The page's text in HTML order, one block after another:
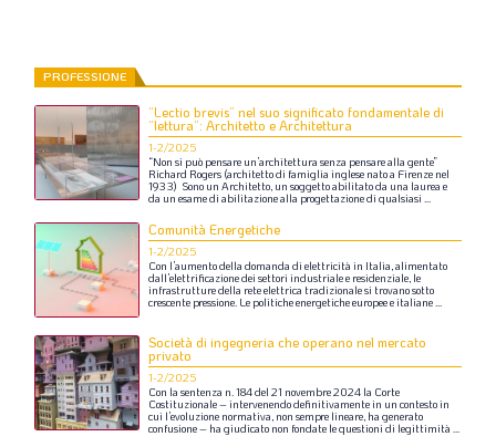
PROFESSIONE
“Lectio brevis” nel suo significato fondamentale di
“lettura”: Architetto e Architettura
1-2/2025
“Non si può pensare un’architettura senza pensarealla gente”
Richard Rogers (architettodi famiglia inglese natoa Firenze nel
1933) Sono un Architetto, un soggettoabilitatoda una laurea e
da un esamedi abilitazionealla progettazionedi qualsiasi ...
Comunità Energetiche
1-2/2025
Con l’aumentodella domanda di elettricità in Italia,alimentato
dall’elettrificazionedei settori industrialee residenziale, le
infrastrutturedella reteelettrica tradizionalesi trovanosotto
crescente pressione. Le politicheenergeticheeuropeeeitaliane...
Società di ingegneria che operano nel mercato
privato
1-2/2025
Con la sentenza n.184del 21 novembre2024 la Corte
Costituzionale–intervenendodefinitivamentein un contestoin
cui l’evoluzione normativa, non sempre lineare, ha generato
confusione– ha giudicato non fondate lequestioni di legittimità ...